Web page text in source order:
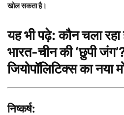
खोल सकता है।
यह भी पढ़े:कौन चला
भारत-चीन की ‘छुपी
जियोपॉलिटिक्स का नया
निष्कर्ष: